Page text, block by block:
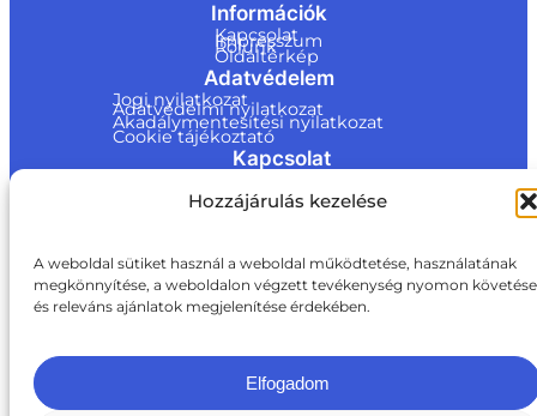
Hozzájárulás kezelése
A weboldal sütiket használ a weboldal működtetése, használatának
megkönnyítése, a weboldalon végzett tevékenység nyomon követése
és releváns ajánlatok megjelenítése érdekében.
Elfogadom
Információk
Kapcsolat
Impresszum
Rólunk
Oldaltérkép
Adatvédelem
Jogi nyilatkozat
Adatvédelmi nyilatkozat
Akadálymentesítési nyilatkozat
Cookie tájékoztató
Kapcsolat
ite@a
+36 1 217 1011